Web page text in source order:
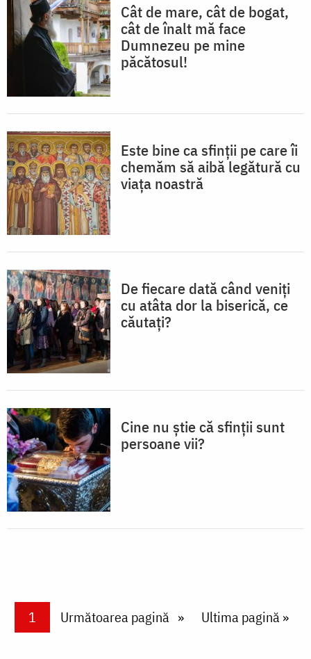
Cât de mare, cât de bogat,
cât de înalt mă face
Dumnezeu pe mine
păcătosul!
Este bine ca sfinții pe care îi
chemăm să aibă legătură cu
viața noastră
De fiecare dată când veniți
cu atâta dor la biserică, ce
căutați?
Cine nu știe că sfinții sunt
persoane vii?
PaginareCurrent page
1 Next page
Următoarea pagină Last page
Ultima pagină »